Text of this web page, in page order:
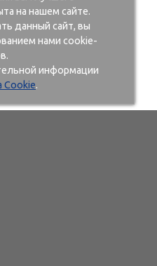
на нашем сайте.
данный сайт, вы
нами cookie-
информации
Cookie.